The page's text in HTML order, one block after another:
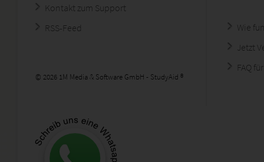
Kontakt zum Support
RSS-Feed
© 2026 1M Media & Software GmbH - StudyAid ®
Wie
Jetzt
FAQ